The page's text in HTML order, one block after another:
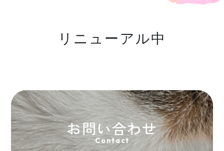
リニューアル中
お問い合わせ
Contact